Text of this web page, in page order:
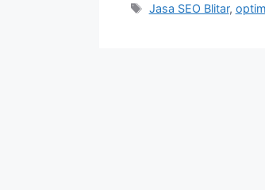
Tags
Jasa SEO Blitar,